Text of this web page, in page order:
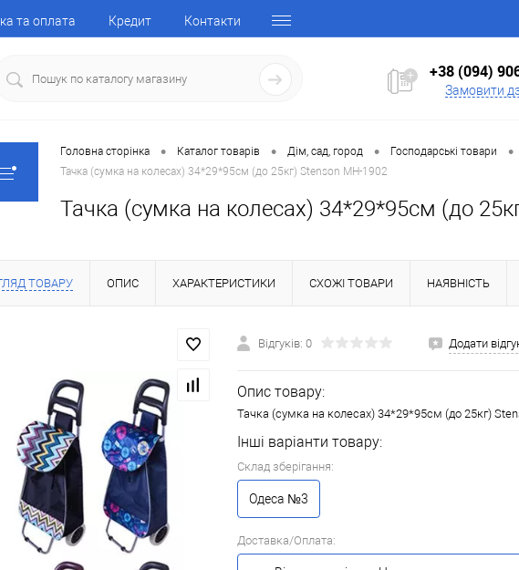
та оплата Кредит Контакти
+38 (094)
Замовити
Головна сторінка • Каталог товарів • Дім, сад, город • Господарські товари •
Тачка (сумка на колесах) 34*29*95см (до 25кг) Stenson MH-1902
Тачка (сумка на колесах) 34*29*95см (до
ТОВАРУ ОПИС ХАРАКТЕРИСТИКИ СХОЖІ ТОВАРИ НАЯВНІСТЬ
Відгуків: 0 Додати
Опис товару:
Тачка (сумка на колесах) 34*29*95см (до 25кг)
Інші варіанти товару:
Склад зберігання:
Одеса №3
Доставка/Оплата: